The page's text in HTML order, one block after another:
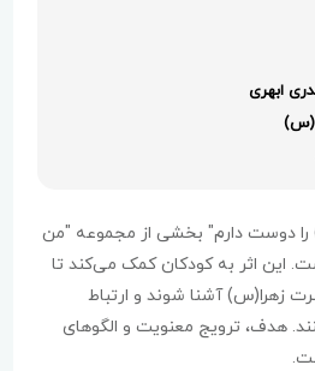
ابهری
(س)
دوست دارم" بخشی از مجموعه "من
این اثر به کودکان کمک می‌کند تا
زهرا(س) آشنا شوند و ارتباط
هدف، ترویج معنویت و الگوهای